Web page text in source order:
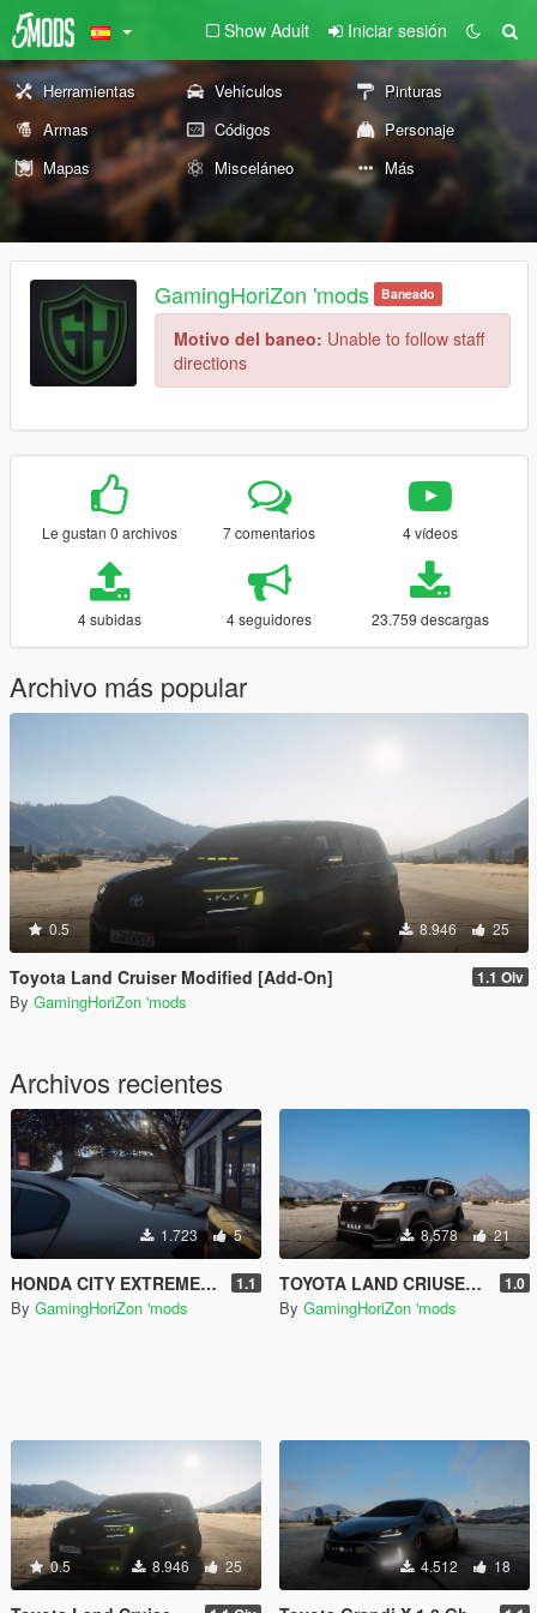
Show Adult Iniciar sesión
Herramientas Vehículos
Pinturas
Armas
Códigos
Personaje
Mapas
Misceláneo Más
GamingHoriZon 'mods Baneado
Motivo del baneo: Unable to follow staff
directions
Le gustan 0 archivos 7 comentarios 4 vídeos
4 subidas 4 seguidores 23.759 descargas
Archivo más popular
0.5 8.946 25
Toyota Land Cruiser Modified [Add-On] 1.1 Oiv
By GamingHoriZon 'mods
Archivos recientes
1.723 5
HONDA CITY EXTREMELY MODIFED [ADD-ON] [EXTRAS] 1.1
By GamingHoriZon 'mods
8.578 21
TOYOTA LAND CRIUSER LC300 MODIFIED [OIV] [Add-on] 1.0
By GamingHoriZon 'mods
0.5 8.946 25 4.512 18